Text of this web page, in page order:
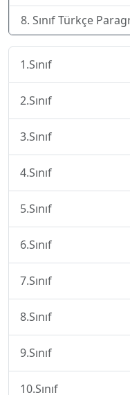
8. Sınıf Türkçe
1.Sınıf
2.Sınıf
3.Sınıf
4.Sınıf
5.Sınıf
6.Sınıf
7.Sınıf
8.Sınıf
9.Sınıf
10.Sınıf